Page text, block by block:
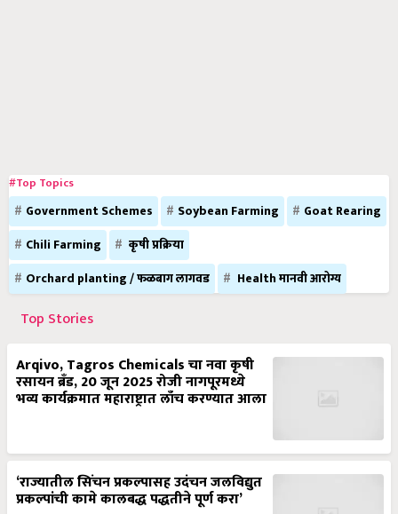
#Top Topics
Government Schemes Soybean Farming
Goat Rearing
Chili Farming
कृषी प्रक्रिया
Orchard planting / फळबाग लागवड
Health मानवी आरोग्य
Top Stories
Arqivo, Tagros Chemicals चा नवा कृषी
रसायन ब्रँड, 20 जून 2025 रोजी नागपूरमध्ये
भव्य कार्यक्रमात महाराष्ट्रात लाँच करण्यात आला
‘राज्यातील सिंचन प्रकल्पासह उदंचन जलविद्युत
प्रकल्पांची कामे कालबद्ध पद्धतीने पूर्ण करा’